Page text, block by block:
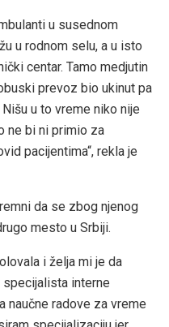
u susednom
u rodnom selu, a u isto
centar. Tamo medjutin
prevoz bio ukinut pa
u to vreme niko nije
ne bi ni primio za
pacijentima“, rekla je
da se zbog njenog
mesto u Srbiji.
i želja mi je da
specijalista interne
naučne radove za vreme